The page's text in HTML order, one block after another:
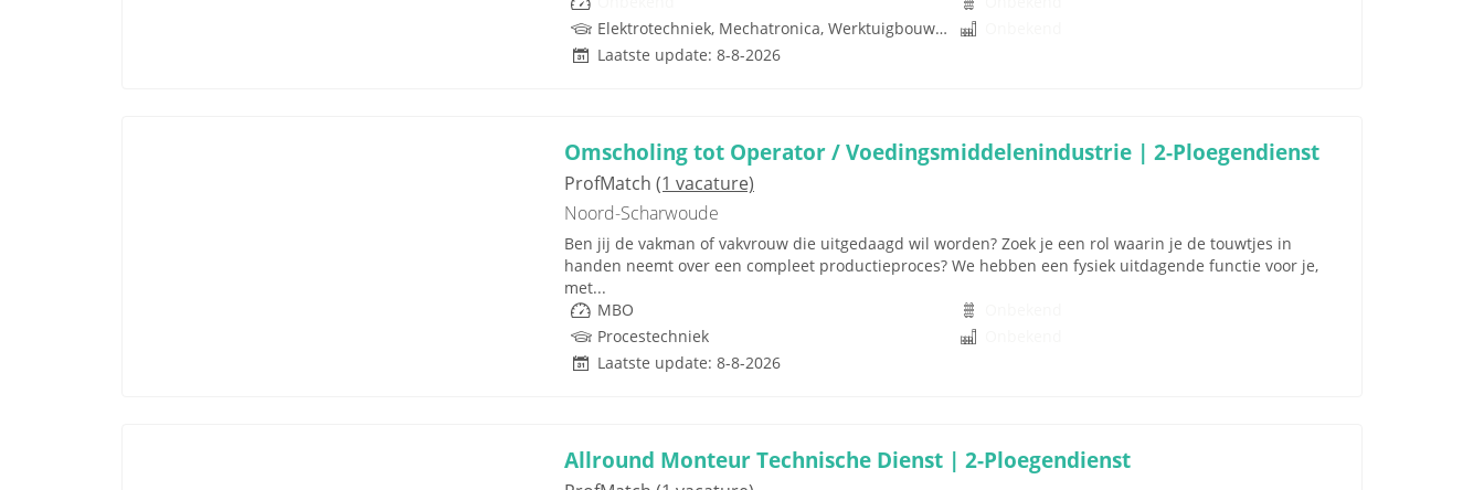
Elektrotechniek, Mechatronica, Werktuigbouwkunde
Laatste update: 8-8-2026
Omscholing tot Operator / Voedingsmiddelenindustrie | 2-Ploegendienst
ProfMatch (1 vacature)
Noord-Scharwoude
Ben jij de vakman of vakvrouw die uitgedaagd wil worden? Zoek je een rol waarin je de touwtjes in
handen neemt over een compleet productieproces? We hebben een fysiek uitdagende functie voor je,
met...
MBO
Procestechniek
Laatste update: 8-8-2026
Allround Monteur Technische Dienst | 2-Ploegendienst